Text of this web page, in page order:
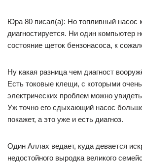
Юра 80 писал(а): Но топливный насос
диагностируется. Ни один компьютер
состояние щеток бензонасоса, к
Ну какая разница чем диагност
Есть токовые клещи, с которыми
электрических проблем можно
Уж точно его сдыхающий насос
покажет, а это уже и есть диагноз.
Один Аллах ведает, куда девается
недостойного выродка великого